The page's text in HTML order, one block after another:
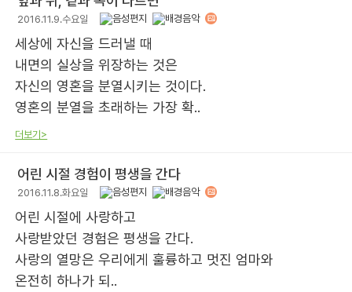
2016.11.9.수요일
세상에 자신을 드러낼 때
내면의 실상을 위장하는 것은
자신의 영혼을 분열시키는 것이다.
영혼의 분열을 초래하는 가장 확..
더보기>
어린 시절 경험이 평생을 간다
2016.11.8.화요일
어린 시절에 사랑하고
사랑받았던 경험은 평생을 간다.
사랑의 열망은 우리에게 훌륭하고 멋진 엄마와
온전히 하나가 되..